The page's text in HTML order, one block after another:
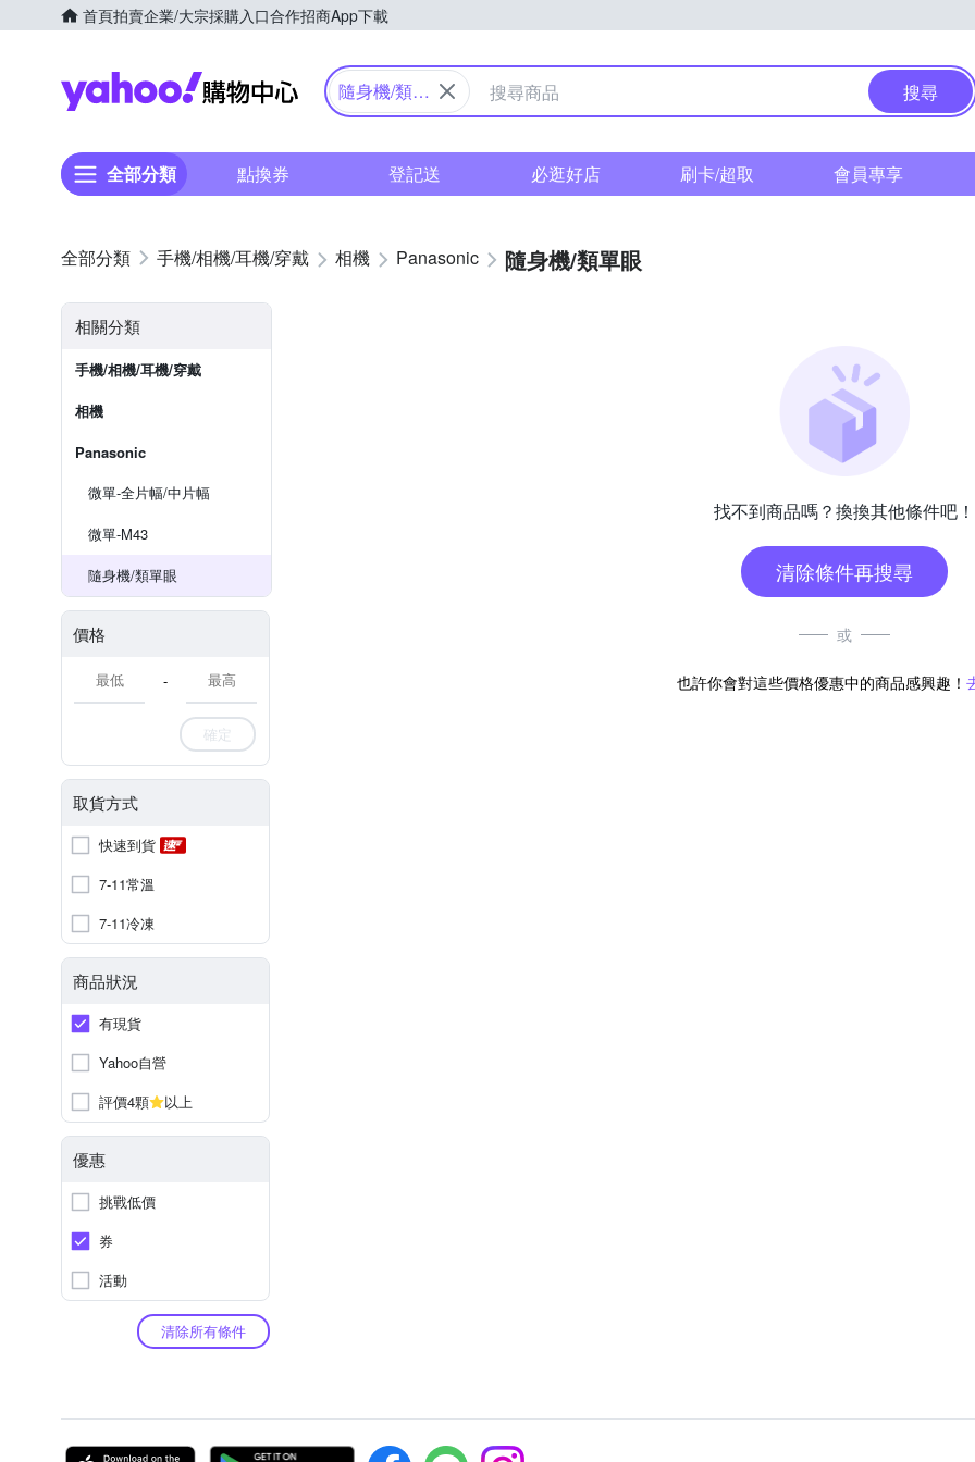
首頁拍賣企業/大宗採購入口合作招商App下載
Yahoo購物中心
隨身機/類單
搜尋
全部分類 點換券 登記送 必逛好店 刷卡/超取 會員專享
手機/相機/耳機/穿戴 相機 Panasonic 隨身機/類單眼
相關分類
手機/相機/耳機/穿戴
相機
Panasonic
微單-全片幅/中片幅
微單-M43
隨身機/類單眼
價格
-
確定
取貨方式
快速到貨
7-11常溫
7-11冷凍
商品狀況
有現貨
Yahoo自營
評價4顆
以上
優惠
挑戰低價
券
活動
清除所有條件
找不到商品嗎？換換其他條件吧！
清除條件再搜尋
或
也許你會對這些價格優惠中的商品感興趣！